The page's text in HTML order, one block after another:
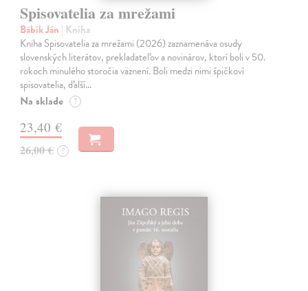
Spisovatelia za mrežami
Bábik Ján | Kniha
Kniha Spisovatelia za mrežami (2026) zaznamenáva osudy
slovenských literátov, prekladateľov a novinárov, ktorí boli v 50.
rokoch minulého storočia väznení. Boli medzi nimi špičkoví
spisovatelia, ďalší…
Na sklade ?
23,40 €
26,00 € ?